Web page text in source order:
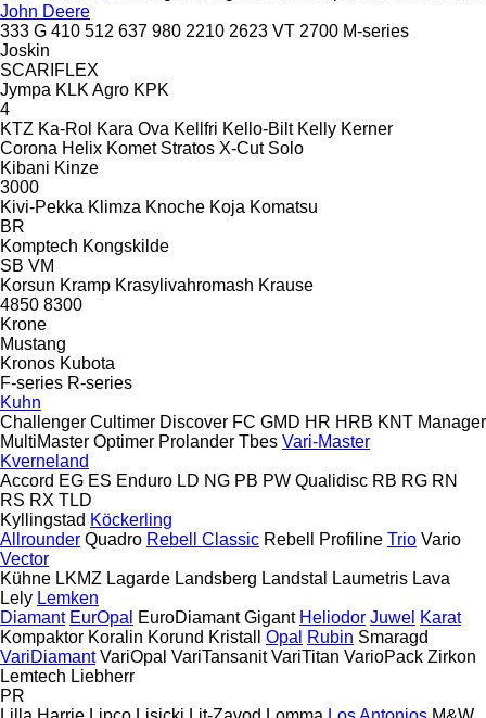
John Deere
333 G 410 512 637 980 2210 2623 VT 2700 M-series
Joskin
SCARIFLEX
Jympa KLK Agro KPK
4
KTZ Ka-Rol Kara Ova Kellfri Kello-Bilt Kelly Kerner
Corona Helix Komet Stratos X-Cut Solo
Kibani Kinze
3000
Kivi-Pekka Klimza Knoche Koja Komatsu
BR
Komptech Kongskilde
SB VM
Korsun Kramp Krasylivahromash Krause
4850 8300
Krone
Mustang
Kronos Kubota
F-series R-series
Kuhn
Challenger Cultimer Discover FC GMD HR HRB KNT Manager
MultiMaster Optimer Prolander Tbes Vari-Master
Kverneland
Accord EG ES Enduro LD NG PB PW Qualidisc RB RG RN
RS RX TLD
Kyllingstad Köckerling
Allrounder Quadro Rebell Classic Rebell Profiline Trio Vario
Vector
Kühne LKMZ Lagarde Landsberg Landstal Laumetris Lava
Lely Lemken
Diamant EurOpal EuroDiamant Gigant Heliodor Juwel Karat
Kompaktor Koralin Korund Kristall Opal Rubin Smaragd
VariDiamant VariOpal VariTansanit VariTitan VarioPack Zirkon
Lemtech Liebherr
PR